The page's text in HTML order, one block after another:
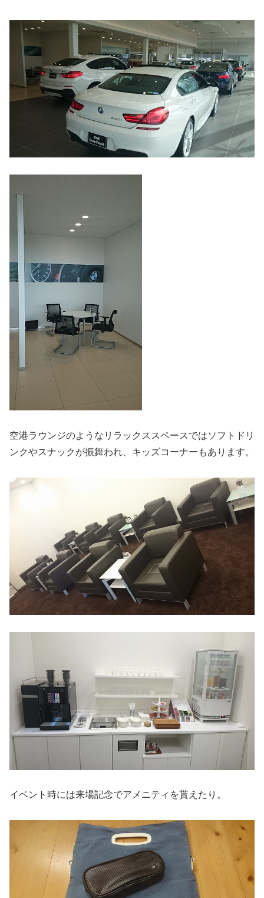
空港ラウンジのようなリラックススペースではソフトドリ
ンクやスナックが振舞われ、キッズコーナーもあります。
イベント時には来場記念でアメニティを貰えたり。